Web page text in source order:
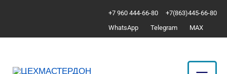
содержимому
+7 960 444-66-80
+7(863)445-66-80
WhatsApp
Telegram MAX
Плавающее